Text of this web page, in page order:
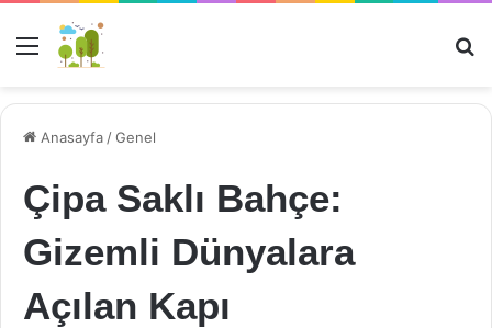
Menü
Anasayfa /Genel
Çipa Saklı Bahçe:
Gizemli Dünyalara
Açılan Kapı